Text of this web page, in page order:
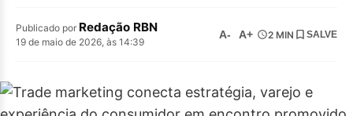
Publicado por Redação RBN
19 de maio de 2026, às 14:39
A- A+ 2 MIN SALVE